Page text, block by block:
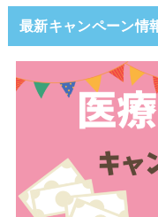
最新キャンペーン情